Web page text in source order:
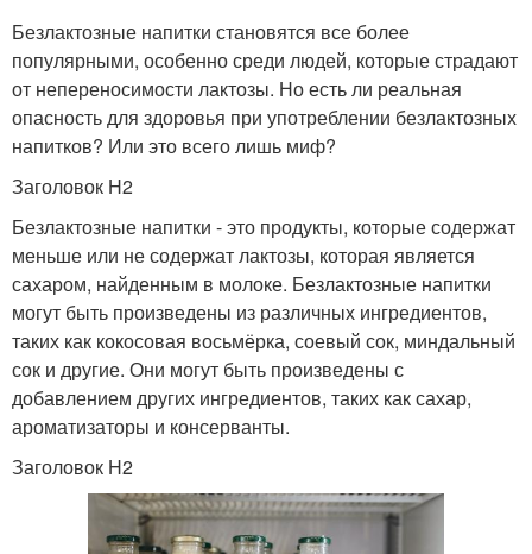
Безлактозные напитки становятся все более
популярными, особенно среди людей, которые страдают
от непереносимости лактозы. Но есть ли реальная
опасность для здоровья при употреблении безлактозных
напитков? Или это всего лишь миф?
Заголовок H2
Безлактозные напитки - это продукты, которые содержат
меньше или не содержат лактозы, которая является
сахаром, найденным в молоке. Безлактозные напитки
могут быть произведены из различных ингредиентов,
таких как кокосовая восьмёрка, соевый сок, миндальный
сок и другие. Они могут быть произведены с
добавлением других ингредиентов, таких как сахар,
ароматизаторы и консерванты.
Заголовок H2